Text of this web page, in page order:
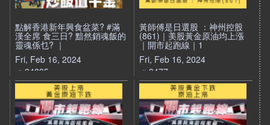
點解香港新年興食盆菜? #滿
漢全席 食三日? 黯然銷魂飯的
靈魂係乜? ｜
Fri, Feb 16, 2024
24835
黃師傅是日選股 ：神州控股
(861)｜美股黃金原油均上漲
｜開市起跑線｜1
Fri, Feb 16, 2024
3477